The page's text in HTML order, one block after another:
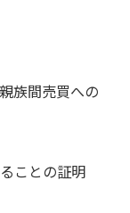
族間売買への
ことの証明